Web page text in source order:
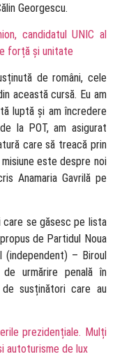
Georgescu.
candidatul UNIC al
forță și unitate
de români, cele
această cursă. Eu am
luptă și am încredere
la POT, am asigurat
care să treacă prin
este despre noi
Anamaria Gavrilă pe
care se găsesc pe lista
de Partidul Noua
(independent) – Biroul
urmărire penală în
susținători care au
prezidențiale. Mulți
autoturisme de lux